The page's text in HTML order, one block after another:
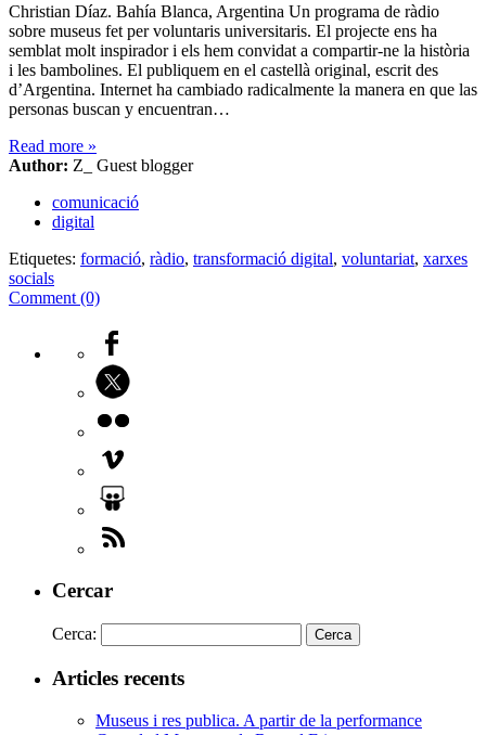
Christian Díaz. Bahía Blanca, Argentina Un programa de ràdio
sobre museus fet per voluntaris universitaris. El projecte ens ha
semblat molt inspirador i els hem convidat a compartir-ne la història
i les bambolines. El publiquem en el castellà original, escrit des
d’Argentina. Internet ha cambiado radicalmente la manera en que las
personas buscan y encuentran…
Read more »
Author: Z_ Guest blogger
comunicació
digital
Etiquetes: formació, ràdio, transformació digital, voluntariat, xarxes
socials
Comment (0)
Cercar
Cerca:
Articles recents
Museus i res publica. A partir de la performance